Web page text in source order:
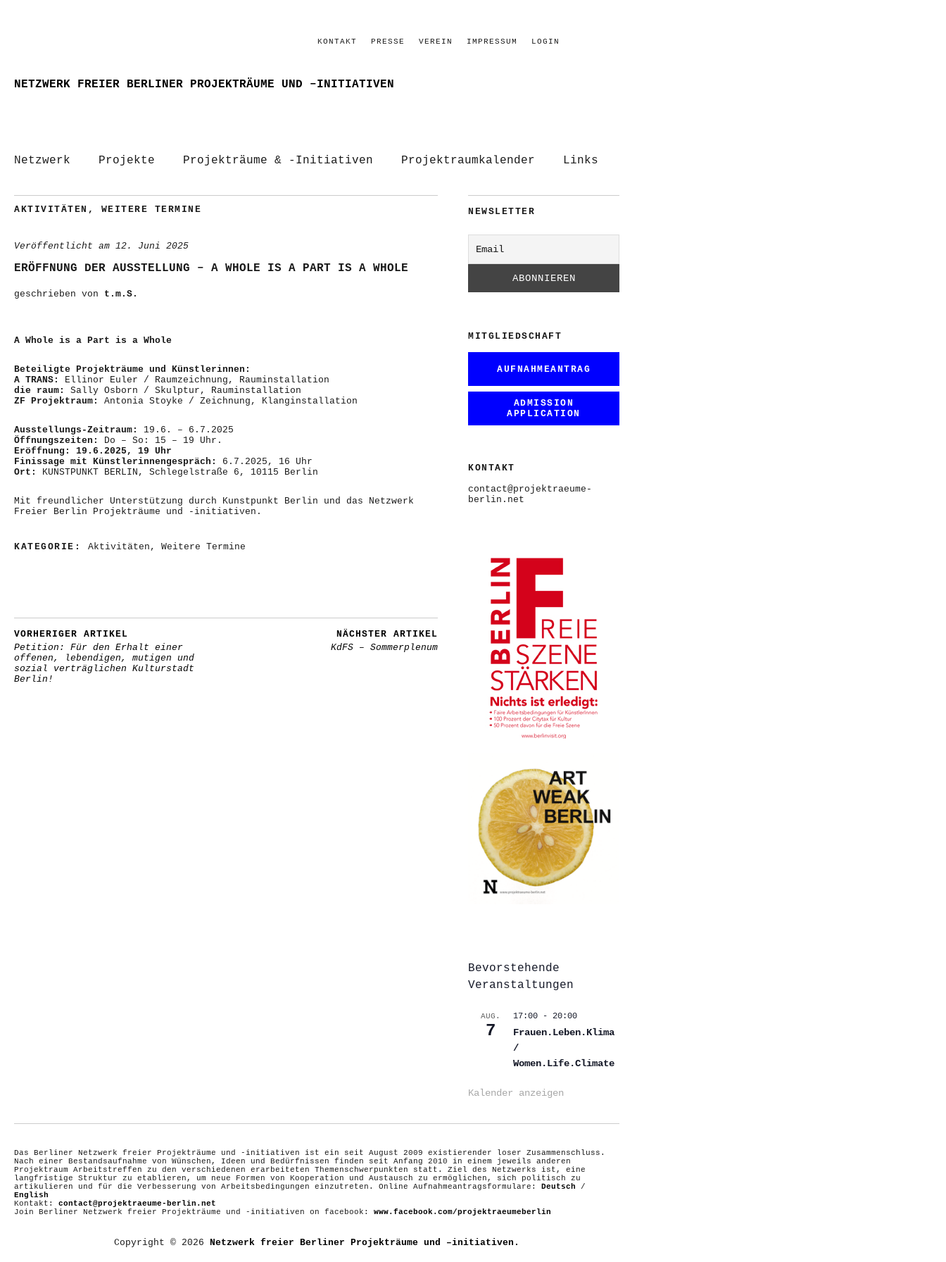
KONTAKT PRESSE VEREIN IMPRESSUM LOGIN
NETZWERK FREIER BERLINER PROJEKTRÄUME UND –INITIATIVEN
Netzwerk Projekte Projekträume & -Initiativen Projektraumkalender Links
AKTIVITÄTEN , WEITERE TERMINE
Veröffentlicht am 12. Juni 2025
ERÖFFNUNG DER AUSSTELLUNG – A WHOLE IS A PART IS A WHOLE
geschrieben von t.m.S.
A Whole is a Part is a Whole
Beteiligte Projekträume und Künstlerinnen:
A TRANS:
Ellinor Euler / Raumzeichnung, Rauminstallation
die raum:
Sally Osborn / Skulptur, Rauminstallation
ZF Projektraum:
Antonia Stoyke / Zeichnung, Klanginstallation
Ausstellungs-Zeitraum:
19.6. – 6.7.2025
Öffnungszeiten:
Do – So: 15 – 19 Uhr.
Eröffnung: 19.6.2025, 19 Uhr
Finissage mit Künstlerinnengespräch:
6.7.2025, 16 Uhr
Ort:
KUNSTPUNKT BERLIN, Schlegelstraße 6, 10115 Berlin
Mit freundlicher Unterstützung durch Kunstpunkt Berlin und das Netzwerk
Freier Berlin Projekträume und -initiativen.
KATEGORIE: Aktivitäten , Weitere Termine
VORHERIGER ARTIKEL
Petition: Für den Erhalt einer
offenen, lebendigen, mutigen und
sozial verträglichen Kulturstadt
Berlin!
NÄCHSTER ARTIKEL
KdFS – Sommerplenum
NEWSLETTER
MITGLIEDSCHAFT
AUFNAHMEANTRAG
ADMISSION
APPLICATION
KONTAKT
contact@projektraeume-
berlin.net
Bevorstehende
Veranstaltungen
AUG.
7
17:00 - 20:00
Frauen.Leben.Klima
/
Women.Life.Climate
Kalender anzeigen
Das Berliner Netzwerk freier Projekträume und -initiativen ist ein seit August 2009 existierender loser Zusammenschluss.
Nach einer Bestandsaufnahme von Wünschen, Ideen und Bedürfnissen finden seit Anfang 2010 in einem jeweils anderen
Projektraum Arbeitstreffen zu den verschiedenen erarbeiteten Themenschwerpunkten statt. Ziel des Netzwerks ist, eine
langfristige Struktur zu etablieren, um neue Formen von Kooperation und Austausch zu ermöglichen, sich politisch zu
artikulieren und für die Verbesserung von Arbeitsbedingungen einzutreten. Online Aufnahmeantragsformulare: Deutsch /
English
Kontakt: contact@projektraeume-berlin.net
Join Berliner Netzwerk freier Projekträume und -initiativen on facebook: www.facebook.com/projektraeumeberlin
Copyright © 2026 Netzwerk freier Berliner Projekträume und –initiativen.